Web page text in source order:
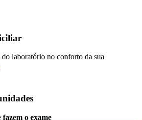
laboratório no conforto da sua
fazem o exame